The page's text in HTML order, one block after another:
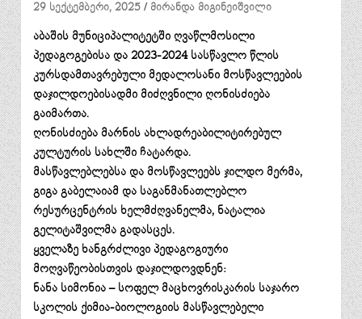
29 სექტემბერი, 2025 მირანდა მიგინეიშვილი
აბაშის მუნიციპალიტეტში ღვაწლმოსილი
პედაგოგებისა და 2023-2024 სასწავლო წლის
კურსდამთავრებული მედალოსანი მოსწავლეების
დაჯილდოებისადმი მიძღვნილი ღონისძიება
გაიმართა.
ღონისძიება მარნის ახლადრეაბილიტირებულ
კულტურის სახლში ჩატარდა.
მასწავლებლებსა და მოსწავლეებს ჯილდო მერმა,
გიგა გაბელაიამ და საგანმანათლებლო
რესურცენტრის ხელმძღვანელმა, ნატალია
გელიტაშვილმა გადასცეს.
ყველაზე ხანგრძლივი პედაგოგიური
მოღვაწეობისთვის დაჯილდოვდნენ:
ნანა სიმონია – სოფელ მაცხოვრისკარის საჯარო
სკოლის ქიმია-ბიოლოგიის მასწავლებელი